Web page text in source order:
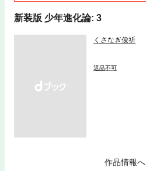
新装版 少年進化論: 3
くさなぎ俊祈
返品不可
作品情報へ